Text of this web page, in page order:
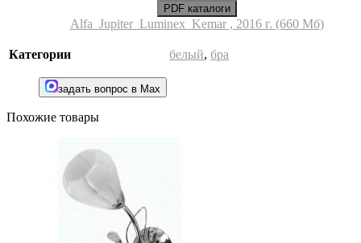
PDF каталоги
Alfa_Jupiter_Luminex_Kemar , 2016 г. (660 Мб)
Категории белый, бра
задать вопрос в Max
Похожие товары